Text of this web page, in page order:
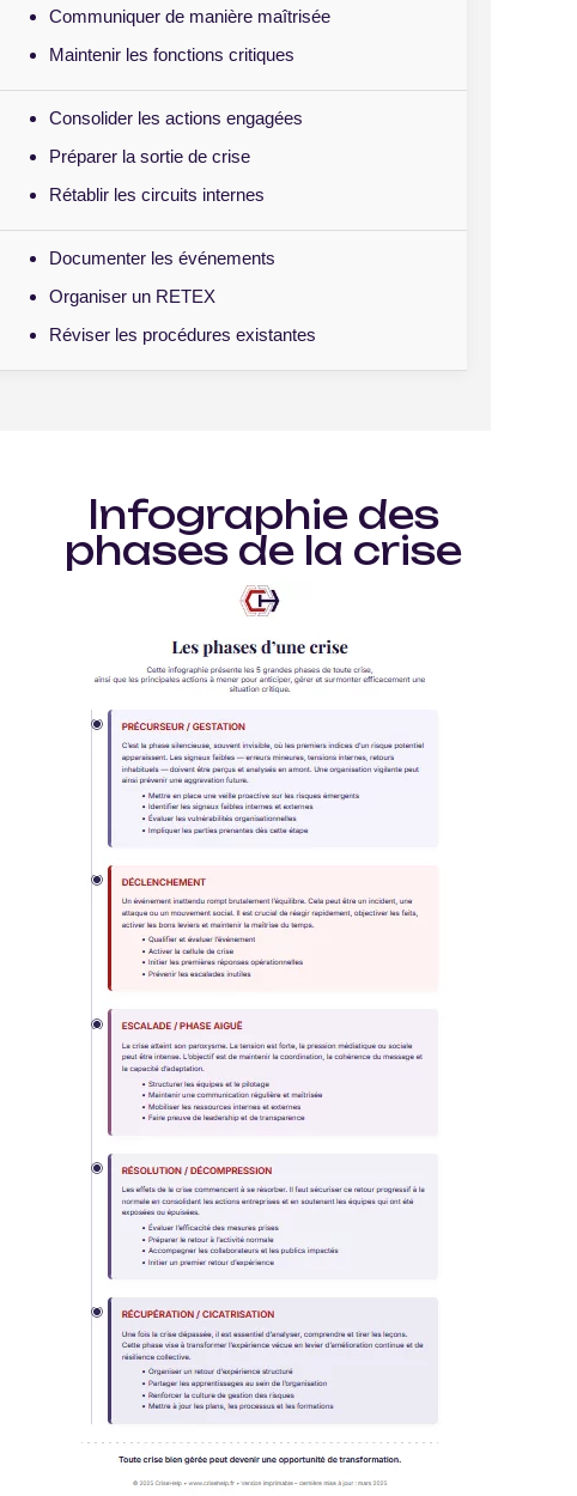
Communiquer de manière maîtrisée
Maintenir les fonctions critiques
Consolider les actions engagées
Préparer la sortie de crise
Rétablir les circuits internes
Documenter les événements
Organiser un RETEX
Réviser les procédures existantes
Infographie des
phases de la crise